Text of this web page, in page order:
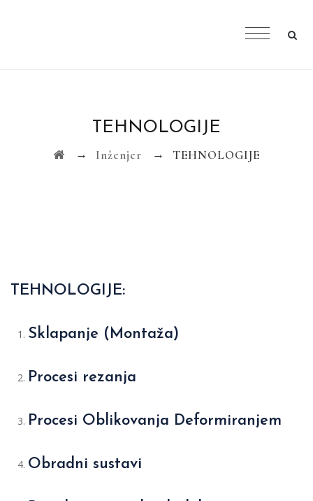
TEHNOLOGIJE
→ Inženjer → TEHNOLOGIJE
TEHNOLOGIJE:
Sklapanje (Montaža)
Procesi rezanja
Procesi Oblikovanja Deformiranjem
Obradni sustavi